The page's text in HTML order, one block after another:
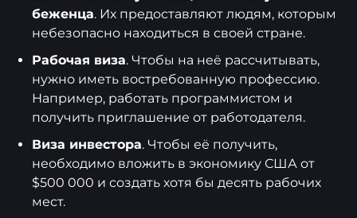
беженца. Их предоставляют людям, которым
небезопасно находиться в своей стране.
Рабочая виза. Чтобы на неё рассчитывать,
нужно иметь востребованную профессию.
Например, работать программистом и
получить приглашение от работодателя.
Виза инвестора. Чтобы её получить,
необходимо вложить в экономику США от
$500 000 и создать хотя бы десять рабочих
мест.